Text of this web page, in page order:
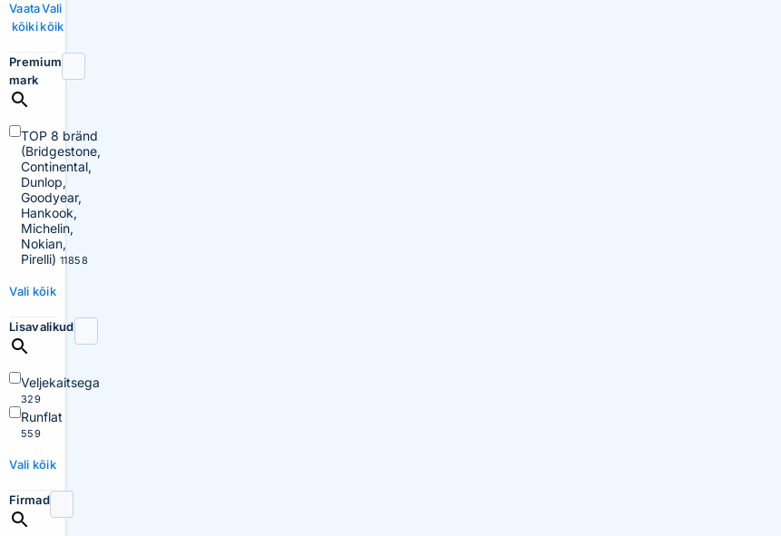
Vaata
kõiki
Vali
kõik
Premium
mark
TOP 8 bränd
(Bridgestone,
Continental,
Dunlop,
Goodyear,
Hankook,
Michelin,
Nokian,
Pirelli) 11858
Vali kõik
Lisavalikud
Veljekaitsega
329
Runflat
559
Vali kõik
Firmad